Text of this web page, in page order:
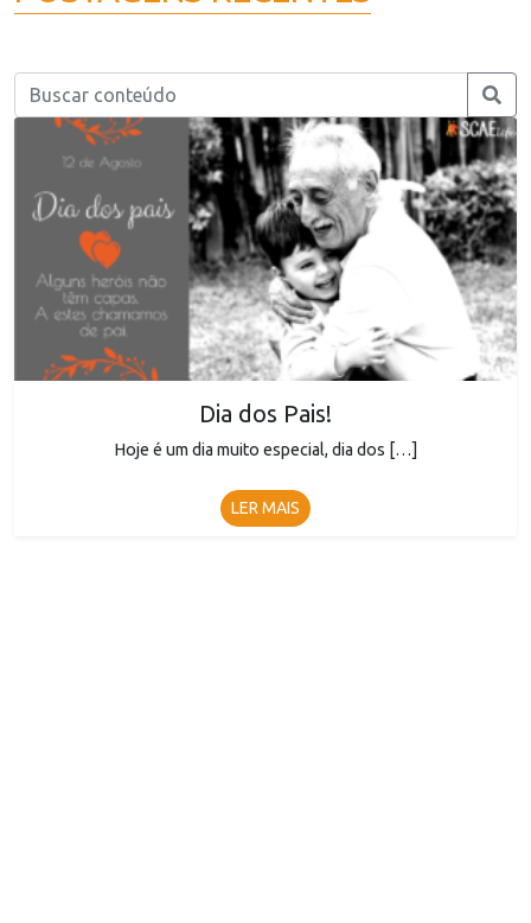
Dia dos Pais!
Hoje é um dia muito especial, dia dos […]
LER MAIS